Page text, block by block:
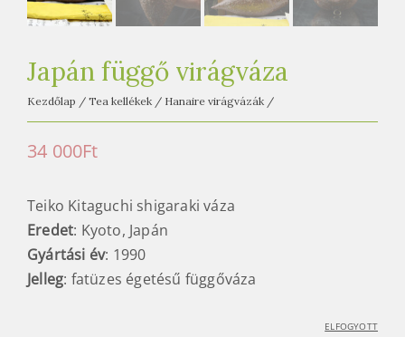
t
a
h
á
z
Japán függő virágváza
Kezdőlap / Tea kellékek / Hanaire virágvázák /
34 000Ft
Teiko Kitaguchi shigaraki váza
Eredet: Kyoto, Japán
Gyártási év: 1990
Jelleg: fatüzes égetésű függőváza
ELFOGYOTT